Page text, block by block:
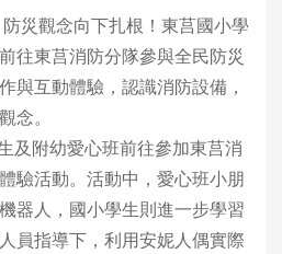
災觀念向下扎根！東莒國小學
往東莒消防分隊參與全民防災
與互動體驗，認識消防設備，
念。
及附幼愛心班前往參加東莒消
驗活動。活動中，愛心班小朋
器人，國小學生則進一步學習
員指導下，利用安妮人偶實際